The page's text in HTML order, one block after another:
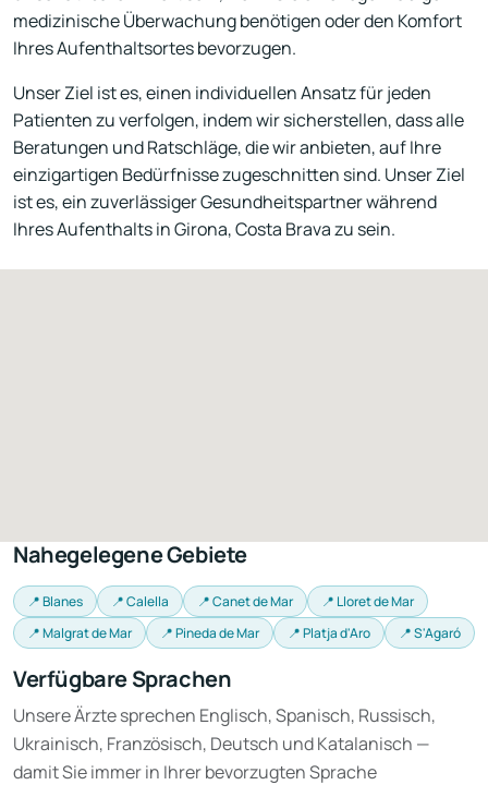
medizinische Überwachung benötigen oder den Komfort
Ihres Aufenthaltsortes bevorzugen.
Unser Ziel ist es, einen individuellen Ansatz für jeden
Patienten zu verfolgen, indem wir sicherstellen, dass alle
Beratungen und Ratschläge, die wir anbieten, auf Ihre
einzigartigen Bedürfnisse zugeschnitten sind. Unser Ziel
ist es, ein zuverlässiger Gesundheitspartner während
Ihres Aufenthalts in Girona, Costa Brava zu sein.
Nahegelegene Gebiete
📍 Blanes 📍 Calella 📍 Canet de Mar
📍 Lloret de Mar
📍 Malgrat de Mar
📍 Pineda de Mar 📍 Platja d'Aro 📍 S'Agaró
Verfügbare Sprachen
Unsere Ärzte sprechen Englisch, Spanisch, Russisch,
Ukrainisch, Französisch, Deutsch und Katalanisch —
damit Sie immer in Ihrer bevorzugten Sprache